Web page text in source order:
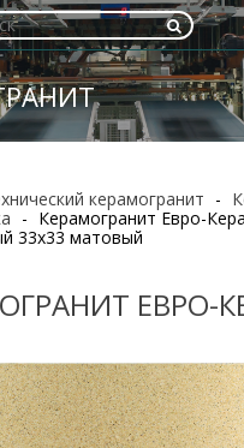
керамогранит -
- Керамогранит Евро-
33х33 матовый
ЕВРО-